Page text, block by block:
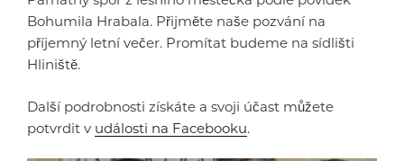
Bohumila Hrabala. Přijměte naše pozvání na
příjemný letní večer. Promítat budeme na sídlišti
Hliniště.
Další podrobnosti získáte a svoji účast můžete
potvrdit v události na Facebooku.